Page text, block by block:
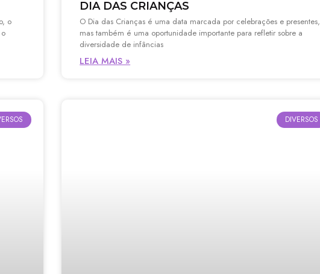
o
DIA DAS CRIANÇAS
O Dia das Crianças é uma data marcada por celebrações e presentes,
mas também é uma oportunidade importante para refletir sobre a
diversidade de infâncias
LEIA MAIS »
DIVERSOS